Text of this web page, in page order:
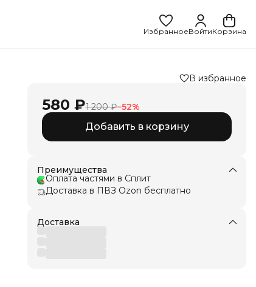
ИзбранноеВойтиКорзина
В избранное
580 ₽1 200 ₽−52%
Добавить в корзину
Преимущества
Оплата частями в Сплит
Доставка в ПВЗ Ozon бесплатно
Доставка